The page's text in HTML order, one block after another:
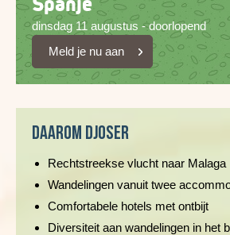
dinsdag 11 augustus - doorlopend
Meld je nu aan
Daarom Djoser
Rechtstreekse vlucht naar Malaga
Wandelingen vanuit twee
Comfortabele hotels met ontbijt
Diversiteit aan wandelingen in het